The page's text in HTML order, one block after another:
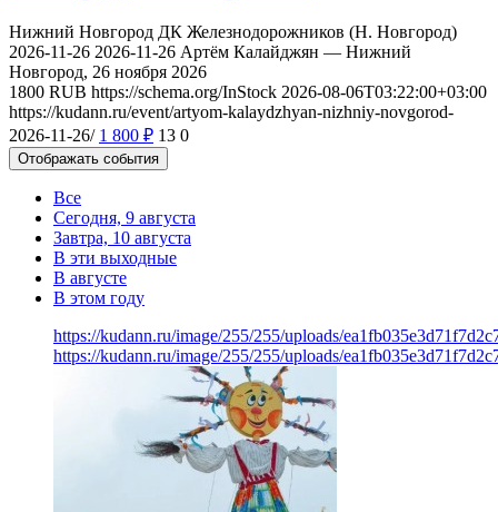
Нижний Новгород ДК Железнодорожников (Н. Новгород)
2026-11-26 2026-11-26 Артём Калайджян — Нижний
Новгород, 26 ноября 2026
1800 RUB https://schema.org/InStock 2026-08-06T03:22:00+03:00
https://kudann.ru/event/artyom-kalaydzhyan-nizhniy-novgorod-
2026-11-26/ 1 800 ₽ 13 0
Отображать события
Все
Сегодня, 9 августа
Завтра, 10 августа
В эти выходные
В августе
В этом году
https://kudann.ru/image/255/255/uploads/
https://kudann.ru/image/255/255/uploads/